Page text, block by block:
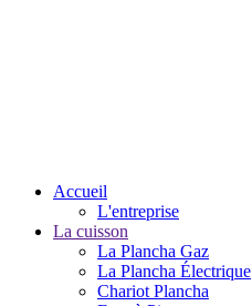
Accueil
L'entreprise
La cuisson
La Plancha Gaz
La Plancha Électrique
Chariot Plancha